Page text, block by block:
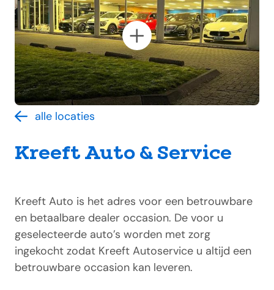
alle locaties
Kreeft Auto & Service
Kreeft Auto is het adres voor een betrouwbare
en betaalbare dealer occasion. De voor u
geselecteerde auto’s worden met zorg
ingekocht zodat Kreeft Autoservice u altijd een
betrouwbare occasion kan leveren.